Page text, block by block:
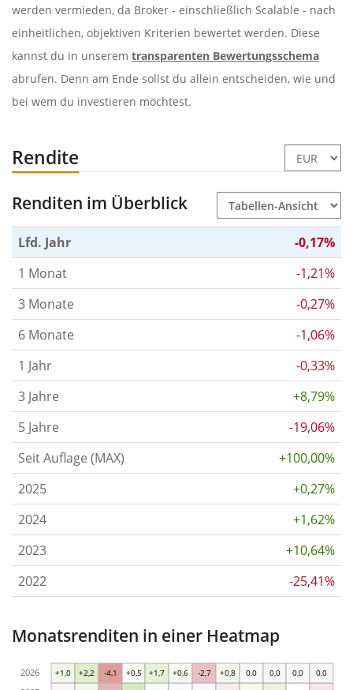
werden vermieden, da Broker - einschließlich Scalable - nach
einheitlichen, objektiven Kriterien bewertet werden. Diese
kannst du in unserem transparenten Bewertungsschema
abrufen. Denn am Ende sollst du allein entscheiden, wie und
bei wem du investieren möchtest.
Rendite
Renditen im Überblick
Lfd. Jahr
-0,17%
1 Monat
-1,21%
3 Monate
-0,27%
6 Monate
-1,06%
1 Jahr
-0,33%
3 Jahre
+8,79%
5 Jahre
-19,06%
Seit Auflage (MAX)
+100,00%
2025
+0,27%
2024
+1,62%
2023
+10,64%
2022
-25,41%
Monatsrenditen in einer Heatmap
+1,0 +2,2 -4,1 +0,5 +1,7 +0,6 -2,7 +0,8 0,0 0,0 0,0 0,0
2026